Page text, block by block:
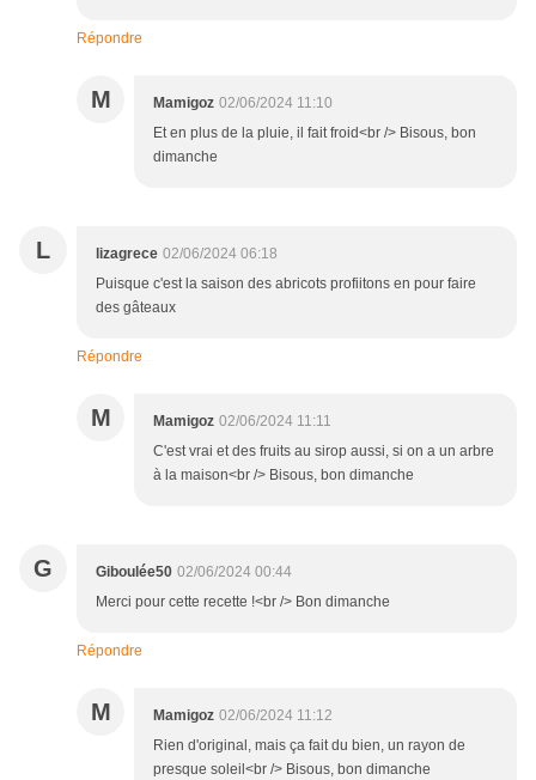
Répondre
M Mamigoz 02/06/2024 11:10
Et en plus de la pluie, il fait froid<br /> Bisous, bon
dimanche
L lizagrece 02/06/2024 06:18
Puisque c'est la saison des abricots profiitons en pour faire
des gâteaux
Répondre
M Mamigoz 02/06/2024 11:11
C'est vrai et des fruits au sirop aussi, si on a un arbre
à la maison<br /> Bisous, bon dimanche
G Giboulée50 02/06/2024 00:44
Merci pour cette recette !<br /> Bon dimanche
Répondre
M Mamigoz 02/06/2024 11:12
Rien d'original, mais ça fait du bien, un rayon de
presque soleil<br /> Bisous, bon dimanche